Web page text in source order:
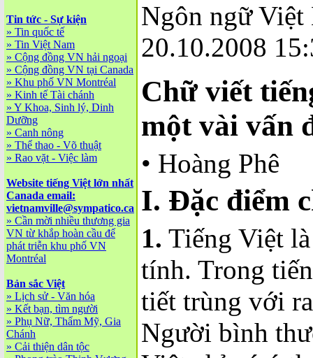
Tin tức - Sự kiện
» Tin quốc tế
» Tin Việt Nam
» Cộng đồng VN hải ngoại
» Cộng đồng VN tại Canada
» Khu phố VN Montréal
» Kinh tế Tài chánh
» Y Khoa, Sinh lý, Dinh
Dưỡng
» Canh nông
» Thể thao - Võ thuật
» Rao vặt - Việc làm
Website tiếng Việt lớn nhất
Canada email:
vietnamville@sympatico.ca
» Cần mời nhiều thương gia
VN từ khắp hoàn cầu để
phát triễn khu phố VN
Montréal
Bản sắc Việt
» Lịch sử - Văn hóa
» Kết bạn, tìm người
» Phụ Nữ, Thẩm Mỹ, Gia
Chánh
» Cải thiện dân tộc
Ngôn ngữ Việt
20.10.2008
Chữ viết
một vài vấn
• Hoàng Phê
I. Đặc điểm
1. Tiếng Việt
tính. Trong
tiết trùng với
Người bình